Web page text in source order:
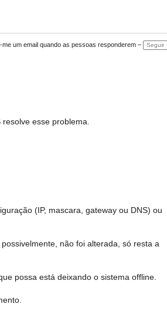
me um email quando as pessoas responderem – Seguir
esse problema.
(IP, mascara, gateway ou DNS) ou
não foi alterada, só resta a
possa está deixando o sistema offline.